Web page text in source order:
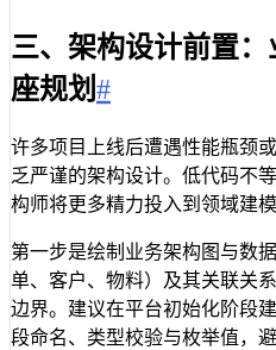
三、架构设计前置
座规划#
许多项目上线后遭遇性能瓶颈
乏严谨的架构设计。低代码不
构师将更多精力投入到领域建
第一步是绘制业务架构图与数
单、客户、物料）及其关联关
边界。建议在平台初始化阶段
段命名、类型校验与枚举值，